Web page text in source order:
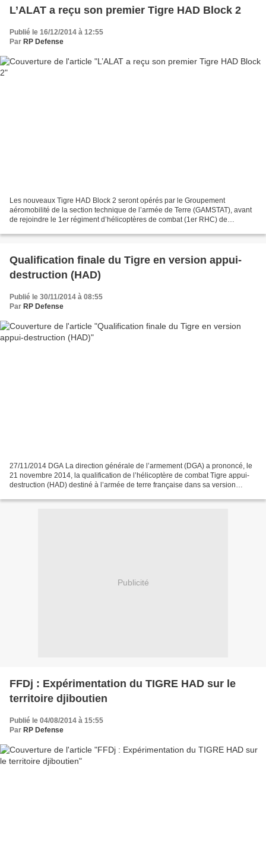
L’ALAT a reçu son premier Tigre HAD Block 2
Publié le 16/12/2014 à 12:55
Par RP Defense
Les nouveaux Tigre HAD Block 2 seront opérés par le Groupement
aéromobilité de la section technique de l’armée de Terre (GAMSTAT), avant
de rejoindre le 1er régiment d’hélicoptères de combat (1er RHC) de
Qualification finale du Tigre en version appui-
destruction (HAD)
Publié le 30/11/2014 à 08:55
Par RP Defense
27/11/2014 DGA La direction générale de l’armement (DGA) a prononcé, le
21 novembre 2014, la qualification de l’hélicoptère de combat Tigre appui-
destruction (HAD) destiné à l’armée de terre française dans sa version
Publicité
FFDj : Expérimentation du TIGRE HAD sur le
territoire djiboutien
Publié le 04/08/2014 à 15:55
Par RP Defense